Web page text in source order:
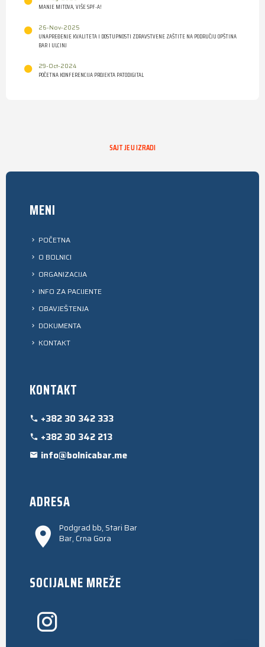
MANJE MITOVA, VIŠE SPF-A!
26-Nov-2025
UNAPREĐENJE KVALITETA I DOSTUPNOSTI ZDRAVSTVENE ZAŠTITE NA PODRUČJU OPŠTINA
BAR I ULCINJ
29-Oct-2024
POČETNA KONFERENCIJA PROJEKTA PATODIGITAL
SAJT JE U IZRADI
MENI
POČETNA
O BOLNICI
ORGANIZACIJA
INFO ZA PACIJENTE
OBAVJEŠTENJA
DOKUMENTA
KONTAKT
KONTAKT
+382 30 342 333
+382 30 342 213
info@bolnicabar.me
ADRESA
Podgrad bb, Stari Bar
Bar, Crna Gora
SOCIJALNE MREŽE